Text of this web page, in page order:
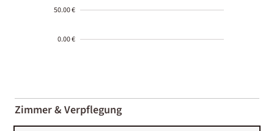
50.00 €
0.00 €
01-02
Zimmer & Verpflegung